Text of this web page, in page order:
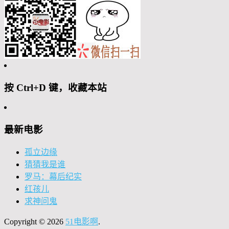
按 Ctrl+D 键，收藏本站
最新电影
孤立边缘
猜猜我是谁
罗马：幕后纪实
红孩儿
求神问鬼
Copyright © 2026 51电影啊 .